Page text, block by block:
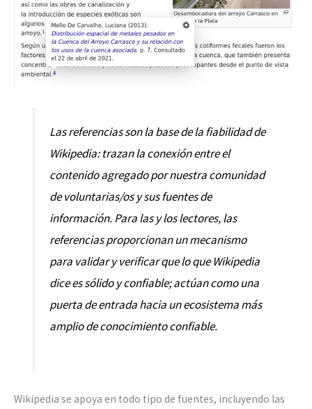
Las referencias son la base de la fiabilidad de
Wikipedia: trazan la conexión entre el
contenido agregado por nuestra comunidad
de voluntarias/os y sus fuentes de
información. Para las y los lectores, las
referencias proporcionan un mecanismo
para validar y verificar que lo que Wikipedia
dice es sólido y confiable; actúan como una
puerta de entrada hacia un ecosistema más
amplio de conocimiento confiable.
Wikipedia se apoya en todo tipo de fuentes, incluyendo las